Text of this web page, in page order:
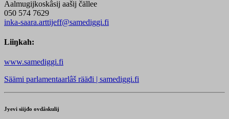
Aalmugijkoskâsij aašij čällee
050 574 7629
inka-saara.arttijeff@samediggi.fi
Liiŋkah:
www.samediggi.fi
Säämi parlamentaarlâš rääđi | samediggi.fi
Jyevi siijđo ovdâskulij